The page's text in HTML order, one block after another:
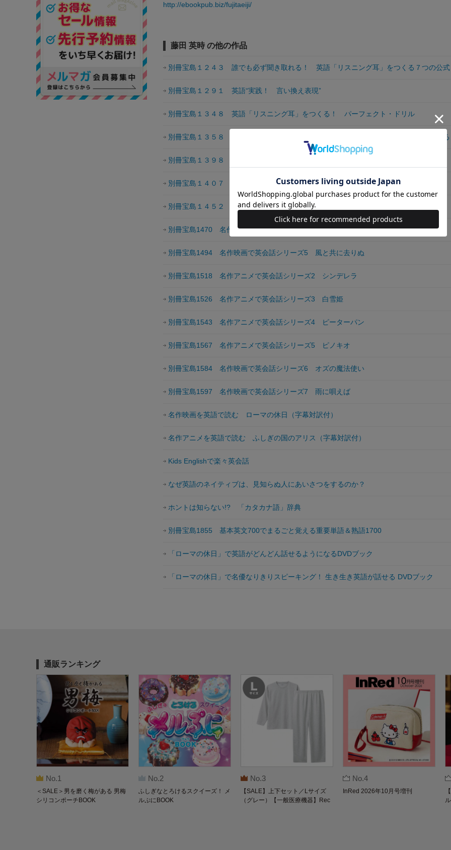
http://ebookpub.biz/fujitaeiji/
藤田 英時 の他の作品
別冊宝島１２４３ 誰でも必ず聞き取れる！ 英語「リスニング耳」をつくる７つの公式
別冊宝島１２９１ 英語“実践！ 言い換え表現”
別冊宝島１３４８ 英語「リスニング耳」をつくる！ パーフェクト・ドリル
別冊宝島１３５８ 英会話Ｋｉｄｓ Ｅｎｇｌｉｓｈ ５１パターンで、こんなに話せる
別冊宝島１３９８ 名作映画で英会話シリーズ ローマの休日
別冊宝島１４０７ 名作映画で英会話シリーズ２ カサブランカ
別冊宝島１４５２ 名作映画で英会話シリーズ４ 紳士は金髪がお好き
別冊宝島1470 名作アニメで英会話シリーズ ふしぎの国のアリス
別冊宝島1494 名作映画で英会話シリーズ5 風と共に去りぬ
別冊宝島1518 名作アニメで英会話シリーズ2 シンデレラ
別冊宝島1526 名作アニメで英会話シリーズ3 白雪姫
別冊宝島1543 名作アニメで英会話シリーズ4 ピーターパン
別冊宝島1567 名作アニメで英会話シリーズ5 ピノキオ
別冊宝島1584 名作映画で英会話シリーズ6 オズの魔法使い
別冊宝島1597 名作映画で英会話シリーズ7 雨に唄えば
名作映画を英語で読む ローマの休日（字幕対訳付）
名作アニメを英語で読む ふしぎの国のアリス（字幕対訳付）
Kids Englishで楽々英会話
なぜ英語のネイティブは、見知らぬ人にあいさつをするのか？
ホントは知らない!? 「カタカナ語」辞典
別冊宝島1855 基本英文700でまるごと覚える重要単語＆熟語1700
「ローマの休日」で英語がどんどん話せるようになるDVDブック
「ローマの休日」で名優なりきりスピーキング！ 生き生き英語が話せる DVDブック
通販ランキング
No.1
＜SALE＞男を磨く梅がある 男梅
シリコンポーチBOOK
No.2
ふしぎなとろけるスクイーズ！ メ
ルぷにBOOK
No.3
【SALE】上下セット／Lサイズ
（グレー）【一般医療機器】Rec
No.4
InRed 2026年10月号増刊